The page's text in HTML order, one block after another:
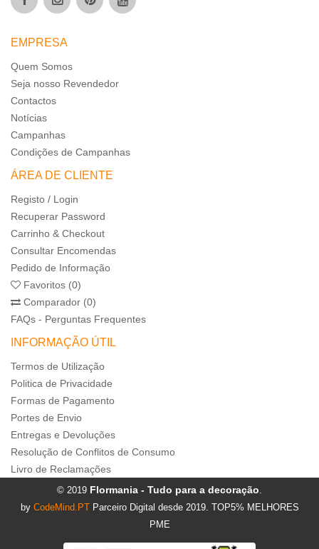
EMPRESA
Quem Somos
Seja nosso Revendedor
Contactos
Notícias
Campanhas
Condições de Campanhas
ÁREA DE CLIENTE
Registo / Login
Recuperar Password
Carrinho & Checkout
Consultar Encomendas
Pedido de Informação
Favoritos (0)
Comparador (0)
FAQs - Perguntas Frequentes
INFORMAÇÃO ÚTIL
Termos de Utilização
Politica de Privacidade
Formas de Pagamento
Portes de Envio
Entregas e Devoluções
Resolução de Conflitos de Consumo
Livro de Reclamações
© 2019 Flormania - Tudo para a decoração.
by CodeMind.PT Parceiro Digital desde 2019. TOP5% MELHORES
PME